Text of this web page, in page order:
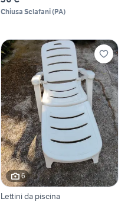
Chiusa Sclafani(PA)
6
Lettini da piscina